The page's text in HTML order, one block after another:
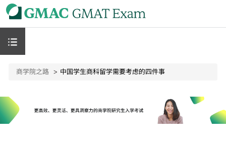
商学院之路 中国学生商科留学需要考虑的四件事